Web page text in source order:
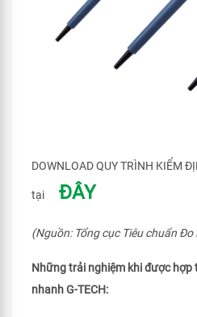
DOWNLOAD QUY TRÌNH KIỂM
tại ĐÂY
(Nguồn: Tổng cục Tiêu chuẩn
Những trải nghiệm khi được hợp
nhanh G-TECH: